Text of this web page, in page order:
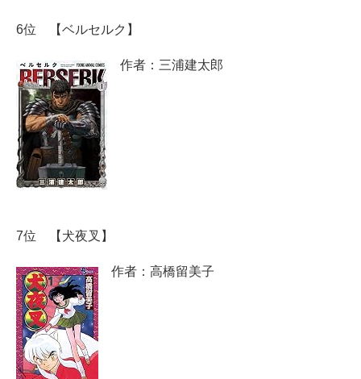
6位 【ベルセルク】
作者：三浦建太郎
7位 【犬夜叉】
作者：高橋留美子